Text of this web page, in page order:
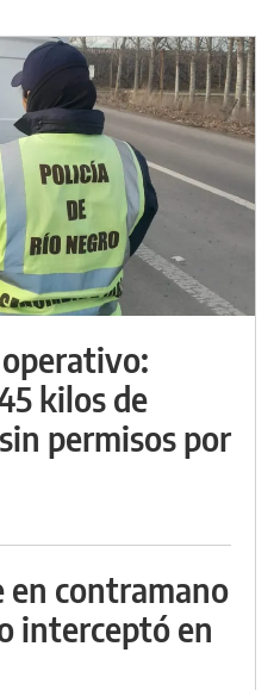
kilos de
permisos por
contramano
interceptó en